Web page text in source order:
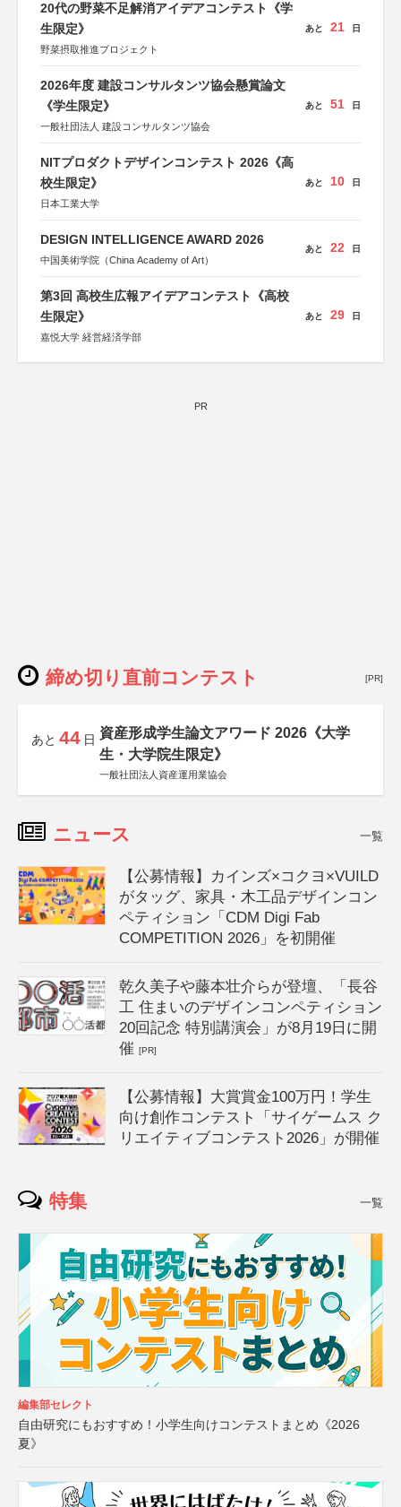
20代の野菜不足解消アイデアコンテスト《学
生限定》
野菜摂取推進プロジェクト
あと 21 日
2026年度 建設コンサルタンツ協会懸賞論文
《学生限定》
一般社団法人 建設コンサルタンツ協会
あと 51 日
NITプロダクトデザインコンテスト 2026《高
校生限定》
日本工業大学
あと 10 日
DESIGN INTELLIGENCE AWARD 2026
中国美術学院（China Academy of Art）
あと 22 日
第3回 高校生広報アイデアコンテスト《高校
生限定》
嘉悦大学 経営経済学部
あと 29 日
PR
締め切り直前コンテスト [PR]
あと 44 日 資産形成学生論文アワード 2026《大学
生・大学院生限定》
一般社団法人資産運用業協会
ニュース 一覧
【公募情報】カインズ×コクヨ×VUILD
がタッグ、家具・木工品デザインコン
ペティション「CDM Digi Fab
COMPETITION 2026」を初開催
乾久美子や藤本壮介らが登壇、「長谷
工 住まいのデザインコンペティション
20回記念 特別講演会」が8月19日に開
催[PR]
【公募情報】大賞賞金100万円！学生
向け創作コンテスト「サイゲームス ク
リエイティブコンテスト2026」が開催
特集 一覧
編集部セレクト
自由研究にもおすすめ！小学生向けコンテストまとめ《2026
夏》